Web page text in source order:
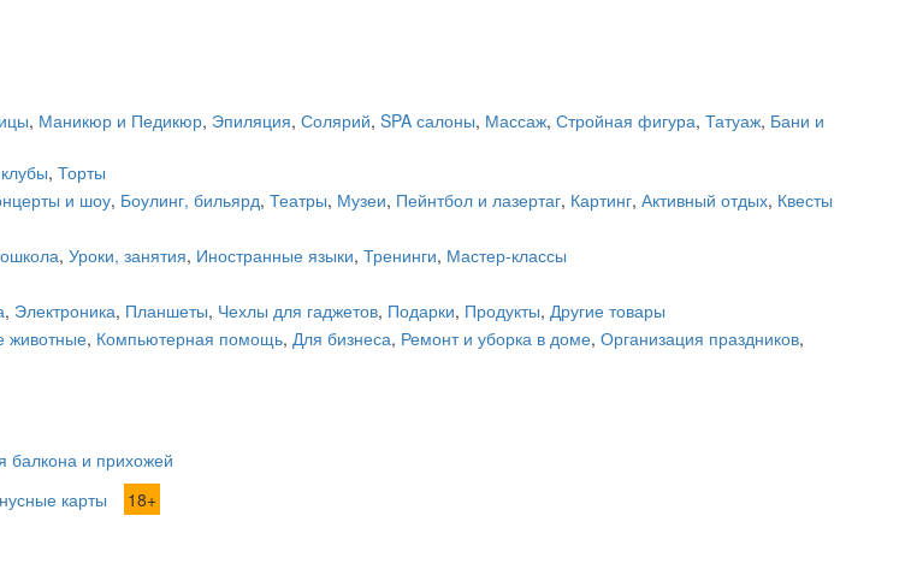
, Маникюр и Педикюр, Эпиляция, Солярий, SPA салоны, Массаж, Стройная фигура, Татуаж, Бани и
, Торты
и шоу, Боулинг, бильярд, Театры, Музеи, Пейнтбол и лазертаг, Картинг, Активный отдых, Квесты
, Уроки, занятия, Иностранные языки, Тренинги, Мастер-классы
, Электроника, Планшеты, Чехлы для гаджетов, Подарки, Продукты, Другие товары
животные, Компьютерная помощь, Для бизнеса, Ремонт и уборка в доме, Организация праздников,
балкона и прихожей
карты 18+